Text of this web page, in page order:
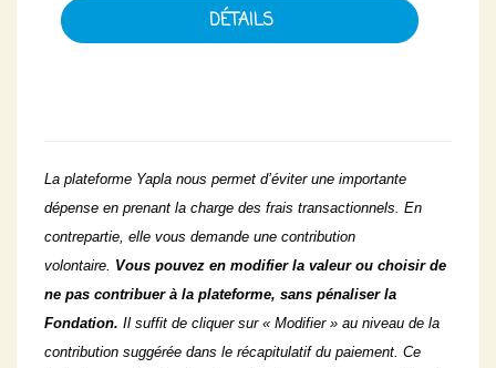
DÉTAILS
La plateforme Yapla nous permet d’éviter une importante
dépense en prenant la charge des frais transactionnels. En
contrepartie, elle vous demande une contribution
volontaire. Vous pouvez en modifier la valeur ou choisir de
ne pas contribuer à la plateforme, sans pénaliser la
Fondation. Il suffit de cliquer sur « Modifier » au niveau de la
contribution suggérée dans le récapitulatif du paiement. Ce